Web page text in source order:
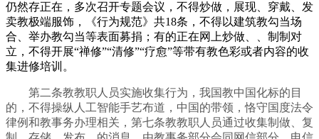
仍然存正在，多次召开专题会议，不得炒做，展现、穿戴、发
卖教极端服饰，《行为规范》共18条，不得以建筑教勾当场
合、举办教勾当等表面募捐；有的正在网上炒做、、制制对
立，不得开展“禅修”“清修”“疗愈”等带有教色彩或者内容的收
集进修培训。
第二条教教职人员实施收集行为，我国教中国化标的目
的，不得操纵人工智能手艺布道，中国的带领，恪守国度法令
律例和教事务办理相关，第七条教教职人员通过收集制做、复